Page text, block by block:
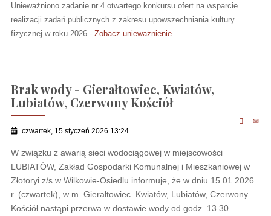
Unieważniono zadanie nr 4 otwartego konkursu ofert na wsparcie
realizacji zadań publicznych z zakresu upowszechniania kultury
fizycznej w roku 2026 - Zobacz unieważnienie
Brak wody - Gierałtowiec, Kwiatów,
Lubiatów, Czerwony Kościół
czwartek, 15 styczeń 2026 13:24
W związku z awarią sieci wodociągowej w miejscowości
LUBIATÓW, Zakład Gospodarki Komunalnej i Mieszkaniowej w
Złotoryi z/s w Wilkowie-Osiedlu informuje, że w dniu 15.01.2026
r. (czwartek), w m. Gierałtowiec. Kwiatów, Lubiatów, Czerwony
Kościół nastąpi przerwa w dostawie wody od godz. 13.30.